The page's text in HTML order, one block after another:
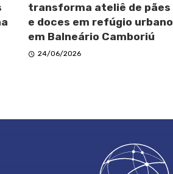
transforma ateliê de pães
e doces em refúgio urbano
em Balneário Camboriú
24/06/2026